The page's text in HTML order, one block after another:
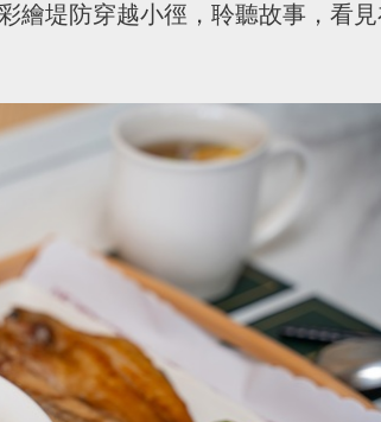
繪堤防穿越小徑，聆聽故事，看